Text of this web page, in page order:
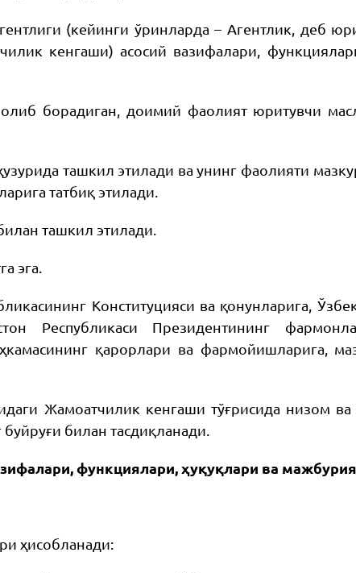
(кейинги ўринларда – Агентлик, деб
кенгаши) асосий вазифалари,
борадиган, доимий фаолият юритувчи
ташкил этилади ва унинг фаолияти
татбиқ этилади.
ташкил этилади.
эга.
Конституцияси ва қонунларига,
Республикаси Президентининг
қарорлари ва фармойишларига,
Жамоатчилик кенгаши тўғрисида низом ва
билан тасдиқланади.
функциялари, ҳуқуқлари ва
ҳисобланади: